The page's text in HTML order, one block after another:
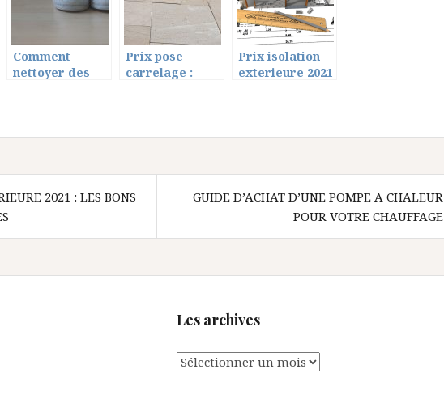
Comment
nettoyer des
Prix pose
carrelage :
Prix isolation
exterieure 2021
2021 : LES BONS
GUIDE D’ACHAT D’UNE POMPE A CHALEUR
POUR VOTRE CHAUFFAGE
Les archives
Les